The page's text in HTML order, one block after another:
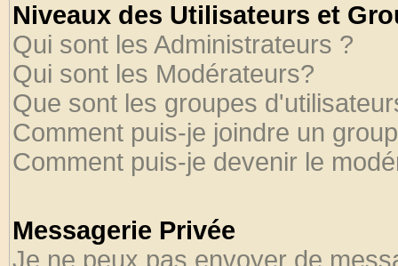
Niveaux des Utilisateurs et
Qui sont les Administrateurs ?
Qui sont les Modérateurs?
Que sont les groupes
Comment puis-je joindre un
Comment puis-je devenir le
Messagerie Privée
Je ne peux pas envoyer de